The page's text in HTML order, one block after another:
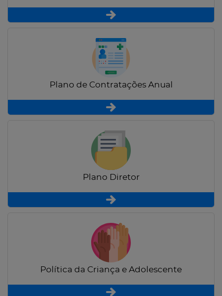
Plano de Contratações Anual
Plano Diretor
Política da Criança e Adolescente